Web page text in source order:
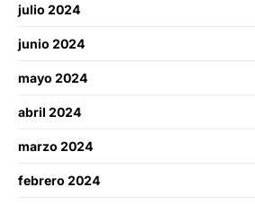
julio 2024
junio 2024
mayo 2024
abril 2024
marzo 2024
febrero 2024